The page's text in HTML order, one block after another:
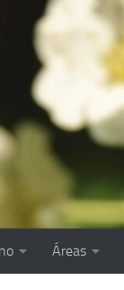
Áreas